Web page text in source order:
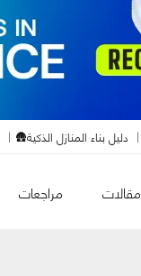
دليل بناء المنازل الذكية🛖
مقالات مراجعات